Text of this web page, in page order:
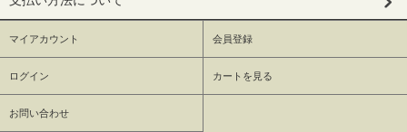
マイアカウント 会員登録
ログイン カートを見る
お問い合わせ